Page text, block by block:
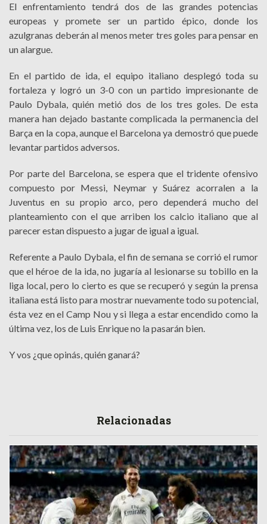
El enfrentamiento tendrá dos de las grandes potencias
europeas y promete ser un partido épico, donde los
azulgranas deberán al menos meter tres goles para pensar en
un alargue.
En el partido de ida, el equipo italiano desplegó toda su
fortaleza y logró un 3-0 con un partido impresionante de
Paulo Dybala, quién metió dos de los tres goles. De esta
manera han dejado bastante complicada la permanencia del
Barça en la copa, aunque el Barcelona ya demostró que puede
levantar partidos adversos.
Por parte del Barcelona, se espera que el tridente ofensivo
compuesto por Messi, Neymar y Suárez acorralen a la
Juventus en su propio arco, pero dependerá mucho del
planteamiento con el que arriben los calcio italiano que al
parecer estan dispuesto a jugar de igual a igual.
Referente a Paulo Dybala, el fin de semana se corrió el rumor
que el héroe de la ida, no jugaría al lesionarse su tobillo en la
liga local, pero lo cierto es que se recuperó y según la prensa
italiana está listo para mostrar nuevamente todo su potencial,
ésta vez en el Camp Nou y si llega a estar encendido como la
última vez, los de Luis Enrique no la pasarán bien.
Y vos ¿que opinás, quién ganará?
Relacionadas